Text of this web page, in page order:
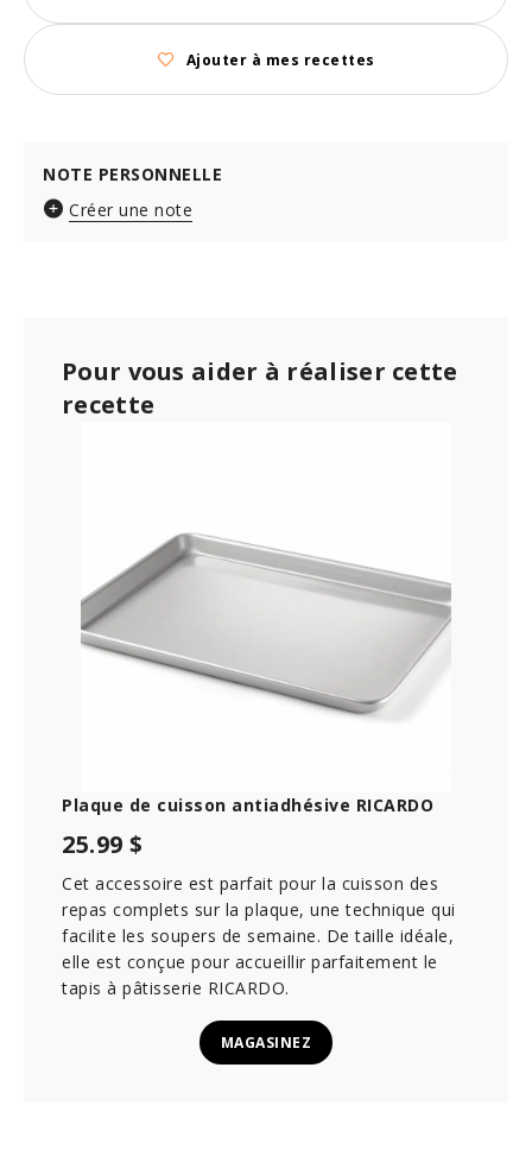
Ajouter à mes recettes
NOTE PERSONNELLE
Créer une note
Pour vous aider à réaliser cette
recette
Plaque de cuisson antiadhésive RICARDO
25.99 $
Cet accessoire est parfait pour la cuisson des
repas complets sur la plaque, une technique qui
facilite les soupers de semaine. De taille idéale,
elle est conçue pour accueillir parfaitement le
tapis à pâtisserie RICARDO.
MAGASINEZ